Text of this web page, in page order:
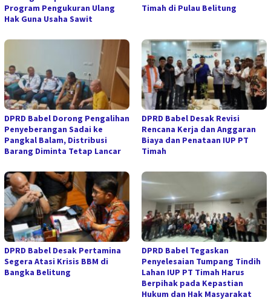
Program Pengukuran Ulang
Hak Guna Usaha Sawit
Timah di Pulau Belitung
DPRD Babel Dorong Pengalihan
Penyeberangan Sadai ke
Pangkal Balam, Distribusi
Barang Diminta Tetap Lancar
DPRD Babel Desak Revisi
Rencana Kerja dan Anggaran
Biaya dan Penataan IUP PT
Timah
DPRD Babel Desak Pertamina
Segera Atasi Krisis BBM di
Bangka Belitung
DPRD Babel Tegaskan
Penyelesaian Tumpang Tindih
Lahan IUP PT Timah Harus
Berpihak pada Kepastian
Hukum dan Hak Masyarakat